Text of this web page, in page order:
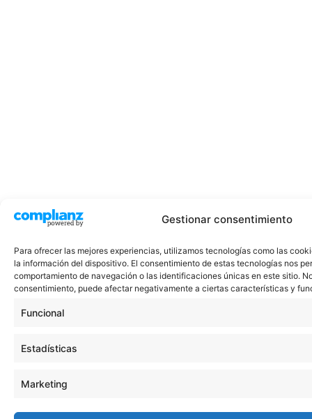
Gestionar consentimiento
Para ofrecer las mejores experiencias, utilizamos tecnologías como las
la información del dispositivo. El consentimiento de estas tecnologías nos
comportamiento de navegación o las identificaciones únicas en este sitio.
consentimiento, puede afectar negativamente a ciertas características y
Funcional
Estadísticas
Marketing